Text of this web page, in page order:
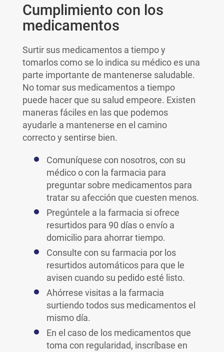
Cumplimiento con los
medicamentos
Surtir sus medicamentos a tiempo y
tomarlos como se lo indica su médico es una
parte importante de mantenerse saludable.
No tomar sus medicamentos a tiempo
puede hacer que su salud empeore. Existen
maneras fáciles en las que podemos
ayudarle a mantenerse en el camino
correcto y sentirse bien.
Comuníquese con nosotros, con su
médico o con la farmacia para
preguntar sobre medicamentos para
tratar su afección que cuesten menos.
Pregúntele a la farmacia si ofrece
resurtidos para 90 días o envío a
domicilio para ahorrar tiempo.
Consulte con su farmacia por los
resurtidos automáticos para que le
avisen cuando su pedido esté listo.
Ahórrese visitas a la farmacia
surtiendo todos sus medicamentos el
mismo día.
En el caso de los medicamentos que
toma con regularidad, inscríbase en